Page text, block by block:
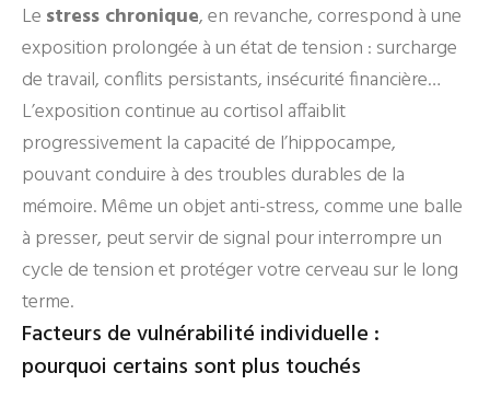
Le stress chronique, en revanche, correspond à une
exposition prolongée à un état de tension : surcharge
de travail, conflits persistants, insécurité financière…
L’exposition continue au cortisol affaiblit
progressivement la capacité de l’hippocampe,
pouvant conduire à des troubles durables de la
mémoire. Même un objet anti-stress, comme une balle
à presser, peut servir de signal pour interrompre un
cycle de tension et protéger votre cerveau sur le long
terme.
Facteurs de vulnérabilité individuelle :
pourquoi certains sont plus touchés